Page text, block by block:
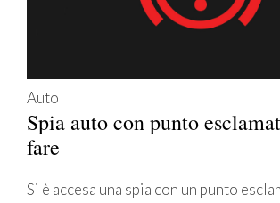
Auto
Spia auto con punto
fare
Si è accesa una spia con un punto